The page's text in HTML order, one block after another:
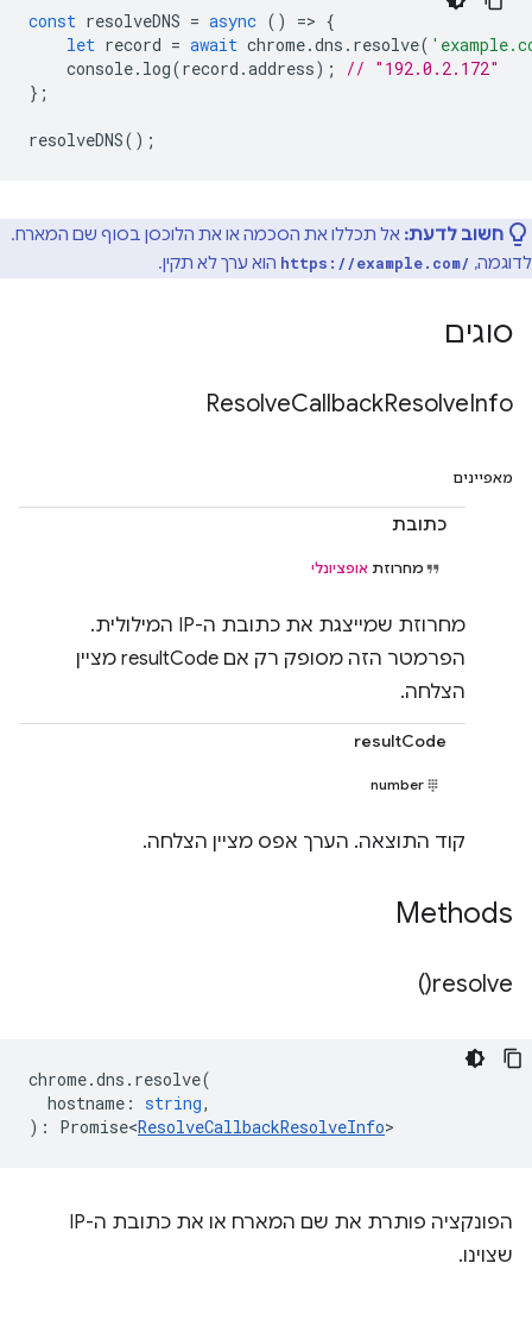
const resolveDNS = async () => {
let record = await chrome.dns . resolve(
console. log(record .address);
// "192.0.2.172"
};
resolveDNS();
חשוב לדעת: אל תכללו את הסכמה או את הלוכסן בסוף שם המארח.
לדוגמה, https://example.com/ הוא ערך לא תקין.
סוגים
ResolveCallbackResolveInfo
מאפיינים
כתובת
מחרוזת אופציונלי
מחרוזת שמייצגת את כתובת ה-IP המילולית.
הפרמטר הזה מסופק רק אם resultCode מציין
הצלחה.
resultCode
number
קוד התוצאה. הערך אפס מציין הצלחה.
Methods
resolve(
)
chrome.dns . resolve(
hostname : string,
) : Promise<ResolveCallbackResolveInfo>
הפונקציה פותרת את שם המארח או את כתובת ה-IP
שצוינו.